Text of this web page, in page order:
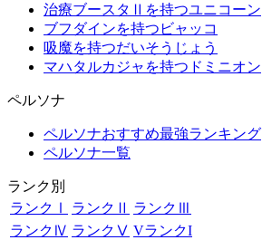
治療ブースタⅡを持つユニコーン
ブフダインを持つビャッコ
吸魔を持つだいそうじょう
マハタルカジャを持つドミニオン
ペルソナ
ペルソナおすすめ最強ランキング
ペルソナ一覧
ランク別
ランクⅠ
ランクⅡ ランクⅢ
ランクⅣ ランクⅤ VランクI